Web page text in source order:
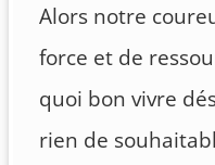
Alors notre
force et de
quoi bon vivre
rien de